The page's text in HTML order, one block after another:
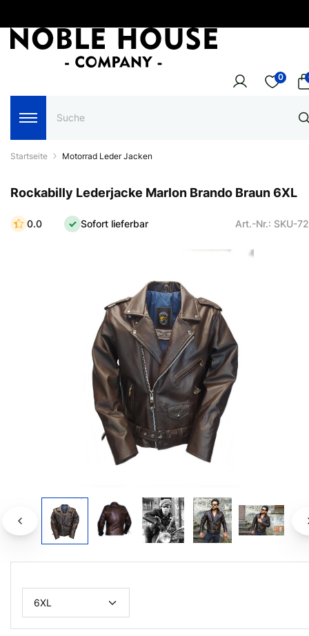
0
Startseite Motorrad Leder Jacken
Rockabilly Lederjacke Marlon Brando Braun 6XL
0.0 Sofort lieferbar Art.-Nr.: SKU-